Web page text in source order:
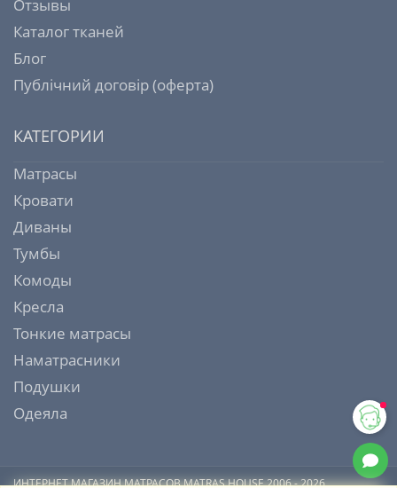
Отзывы
Каталог тканей
Блог
Публічний договір (оферта)
КАТЕГОРИИ
Матрасы
Кровати
Диваны
Тумбы
Комоды
Кресла
Тонкие матрасы
Наматрасники
Подушки
Одеяла
ИНТЕРНЕТ МАГАЗИН МАТРАСОВ MATRAS HOUSE 2006 - 2026